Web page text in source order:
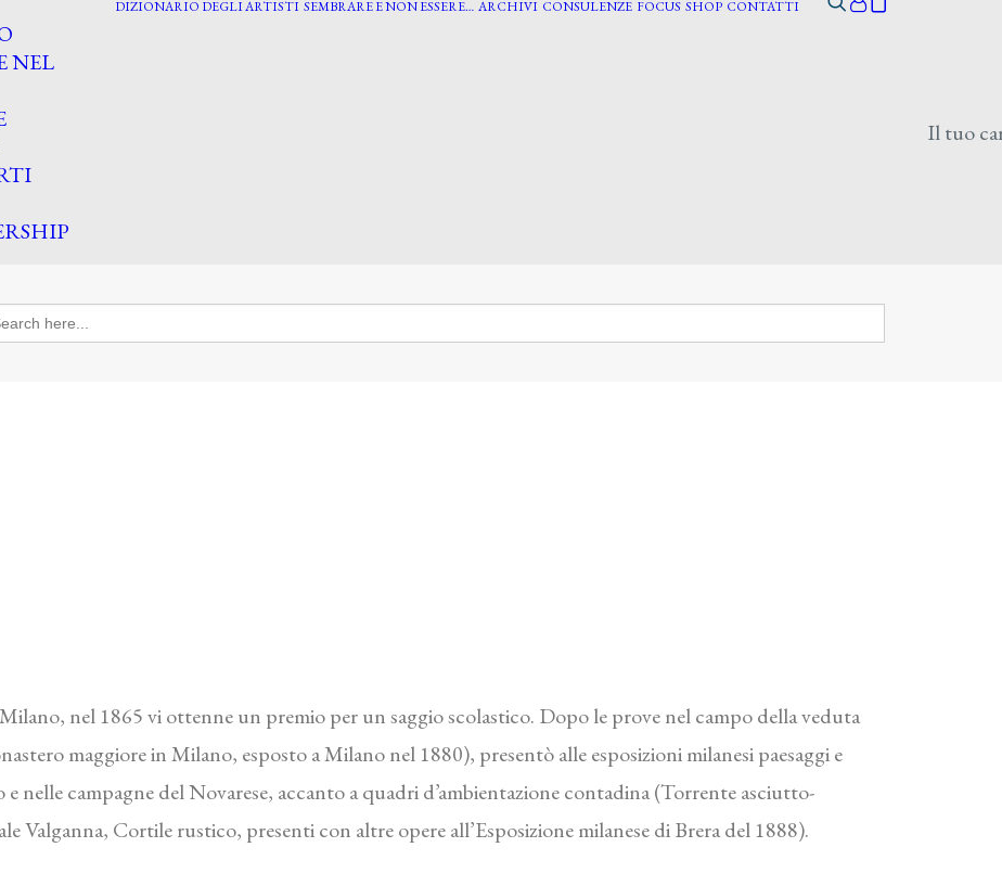
NEL
DIZIONARIO DEGLI ARTISTI SEMBRARE E NON ESSERE… ARCHIVI CONSULENZE FOCUS SHOP CONTATTI
Il tuo
nel 1865 vi ottenne un premio per un saggio scolastico. Dopo le prove nel campo della veduta
maggiore in Milano, esposto a Milano nel 1880), presentò alle esposizioni milanesi paesaggi e
campagne del Novarese, accanto a quadri d’ambientazione contadina (Torrente asciutto-
Valganna, Cortile rustico, presenti con altre opere all’Esposizione milanese di Brera del 1888).